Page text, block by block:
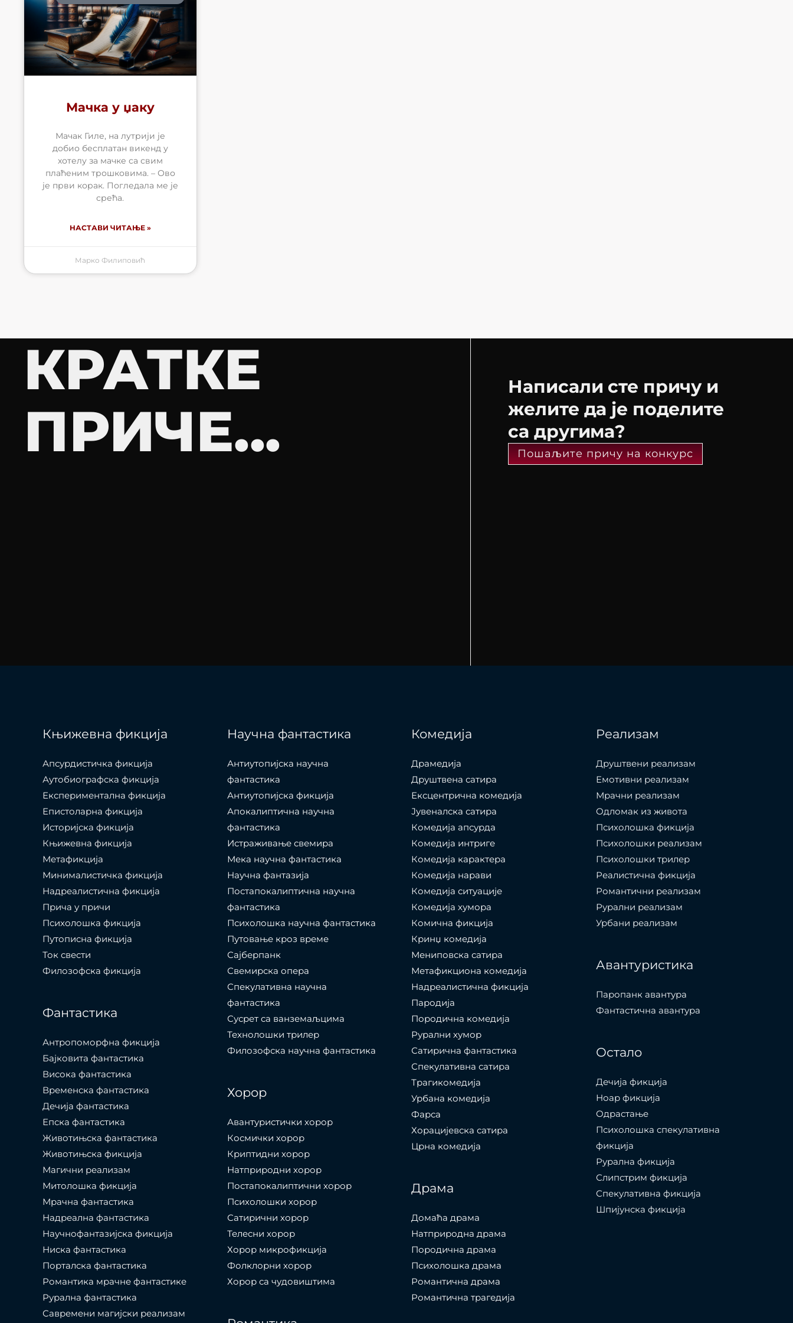
Мачка у џаку
Мачак Гиле, на лутрији је
добио бесплатан викенд у
хотелу за мачке са свим
плаћеним трошковима. – Ово
је први корак. Погледала ме је
срећа.
НАСТАВИ ЧИТАЊЕ »
Марко Филиповић
КРАТКЕ
ПРИЧЕ...
Написали сте причу и
желите да је поделите
са другима?
Пошаљите причу на конкурс
Књижевна фикција
Апсурдистичка фикција
Аутобиографска фикција
Експериментална фикција
Епистоларна фикција
Историјска фикција
Књижевна фикција
Метафикција
Минималистичка фикција
Надреалистична фикција
Прича у причи
Психолошкa фикција
Путописна фикција
Ток свести
Филозофска фикција
Фантастика
Антропоморфна фикција
Бајковита фантастика
Висока фантастика
Временска фантастика
Дечија фантастика
Епска фантастика
Животињска фантастика
Животињска фикција
Магични реализам
Митолошка фикција
Мрачна фантастика
Надреална фантастика
Научнофантазијска фикција
Ниска фантастика
Порталска фантастика​
Романтика мрачне фантастике
Рурална фантастика
Савремени магијски реализам
Научна фантастика
Антиутопијска научна
фантастика
Антиутопијска фикција
Апокалиптична научна
фантастика
Истраживање свемира
Мека научна фантастика
Научна фантазија
Постапокалиптична научна
фантастика
Психолошка научна фантастика
Путовање кроз време
Сајберпанк
Свемирска опера
Спекулативна научна
фантастика
Сусрет са ванземаљцима
Технолошки трилер
Филозофска научна фантастика
Хорор
Авантуристички хорор
Космички хорор
Криптидни хорор
Натприродни хорор
Постапокалиптични хорор
Психолошки хорор
Сатирични хорор
Телесни хорор
Хорор микрофикција
Фолклорни хорор
Хорор са чудовиштима
Комедија
Драмедија
Друштвена сатира
Ексцентрична комедија
Јувеналска сатира
Комедија апсурда
Комедија интриге
Комедија карактера
Комедија нарави
Комедија ситуације
Комедија хумора
Комична фикција
Кринџ комедија
Мениповска сатира
Метафикциона комедија
Надреалистична фикција
Пародија
Породична комедија
Рурални хумор
Сатирична фантастика
Спекулативна сатира
Трагикомедија
Урбана комедија
Фарса
Хорацијевска сатира
Црна комедија
Драма
Домаћа драма
Натприродна драма
Породична драма
Психолошка драма
Романтична драма
Романтична трагедија
Реализам
Друштвени реализам
Емотивни реализам
Мрачни реализам
Одломак из живота
Психолошкa фикција
Психолошки реализам
Психолошки трилер
Реалистична фикција
Романтични реализам
Рурални реализам
Урбани реализам
Авантуристика
Паропанк авантура
Фантастична авантура
Остало
Дечија фикција
Ноар фикција
Одрастање
Психолошка спекулативна
фикција
Рурална фикција
Слипстрим фикција
Спекулативна фикција
Шпијунска фикција